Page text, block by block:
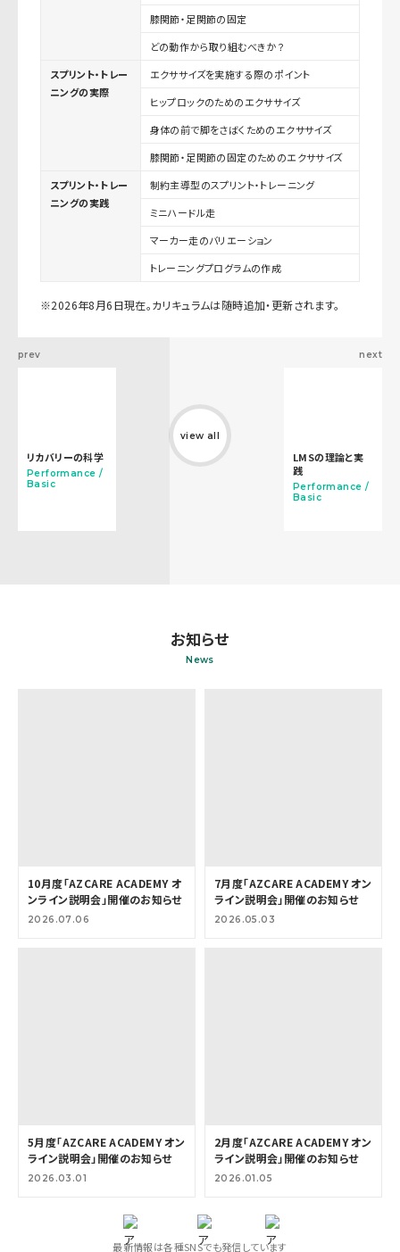
膝関節・足関節の固定
どの動作から取り組むべきか？
スプリント・トレー
ニングの実際
エクササイズを実施する際のポイント
ヒップロックのためのエクササイズ
身体の前で脚をさばくためのエクササイズ
膝関節・足関節の固定のためのエクササイズ
スプリント・トレー
ニングの実践
制約主導型のスプリント・トレーニング
ミニハードル走
マーカー走のバリエーション
トレーニングプログラムの作成
※2026年8月6日現在。カリキュラムは随時追加・更新されます。
prev
リカバリーの科学
Performance /
Basic
view all
next
LMSの理論と実
践
Performance /
Basic
お知らせ
News
10月度「AZCARE ACADEMY オ
ンライン説明会」開催のお知らせ
2026.07.06
7月度「AZCARE ACADEMY オン
ライン説明会」開催のお知らせ
2026.05.03
5月度「AZCARE ACADEMY オン
ライン説明会」開催のお知らせ
2026.03.01
2月度「AZCARE ACADEMY オン
ライン説明会」開催のお知らせ
2026.01.05
最新情報は各種SNSでも発信しています